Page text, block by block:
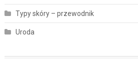
Typy skóry – przewodnik
Uroda